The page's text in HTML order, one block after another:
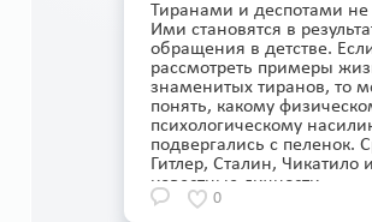
Тиранами и деспотами
Ими становятся в
обращения в детстве.
рассмотреть примеры
знаменитых тиранов, то
понять, какому
психологическому
подвергались с пеленок.
Гитлер, Сталин, Чикатило
известные личности.
0